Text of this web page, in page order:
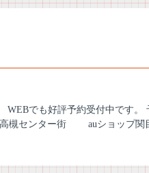
WEBでも好評予約受付中です。
槻センター街 auショップ関